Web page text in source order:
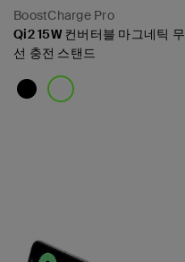
BoostCharge Pro
Qi2 15W 컨버터블 마그네틱 무
선 충전 스탠드